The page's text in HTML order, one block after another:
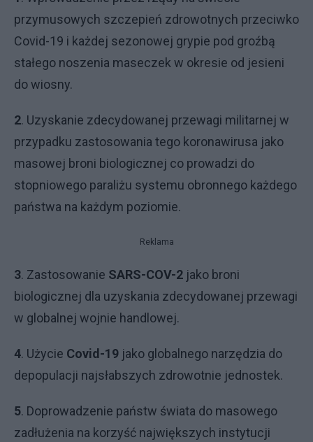
przymusowych szczepień zdrowotnych przeciwko
Covid-19 i każdej sezonowej grypie pod groźbą
stałego noszenia maseczek w okresie od jesieni
do wiosny.
2. Uzyskanie zdecydowanej przewagi militarnej w
przypadku zastosowania tego koronawirusa jako
masowej broni biologicznej co prowadzi do
stopniowego paraliżu systemu obronnego każdego
państwa na każdym poziomie.
Reklama
3. Zastosowanie SARS-COV-2 jako broni
biologicznej dla uzyskania zdecydowanej przewagi
w globalnej wojnie handlowej.
4. Użycie Covid-19 jako globalnego narzędzia do
depopulacji najsłabszych zdrowotnie jednostek.
5. Doprowadzenie państw świata do masowego
zadłużenia na korzyść największych instytucji